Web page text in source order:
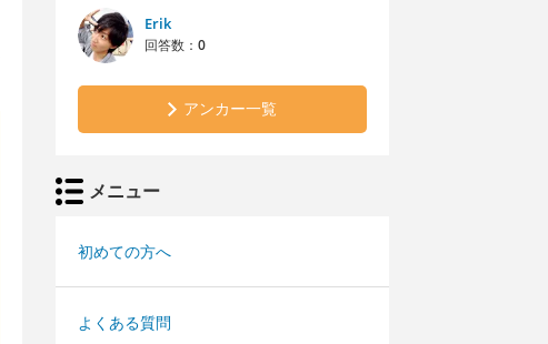
Erik
回答数： 0
アンカー一覧
メニュー
初めての方へ
よくある質問